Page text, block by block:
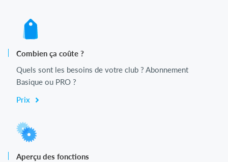
Combien ça coûte ?
Quels sont les besoins de votre club ? Abonnement
Basique ou PRO ?
Prix
Aperçu des fonctions